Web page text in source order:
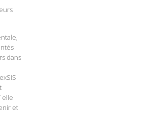
dans
elle
et